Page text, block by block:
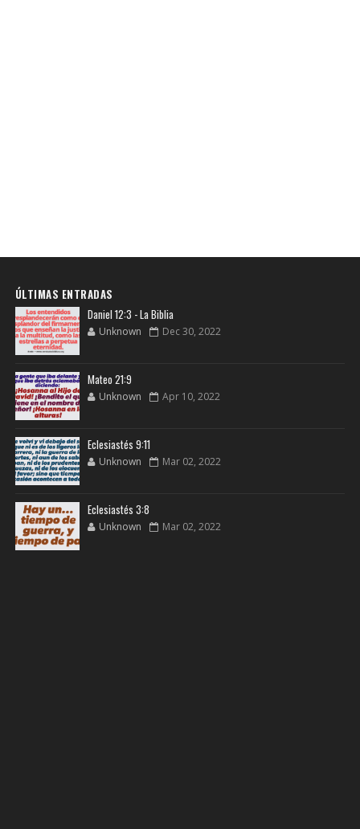
ÚLTIMAS ENTRADAS
Daniel 12:3 - La Biblia
Unknown Dec 30, 2022
Mateo 21:9
Unknown Apr 10, 2022
Eclesiastés 9:11
Unknown Mar 02, 2022
Eclesiastés 3:8
Unknown Mar 02, 2022